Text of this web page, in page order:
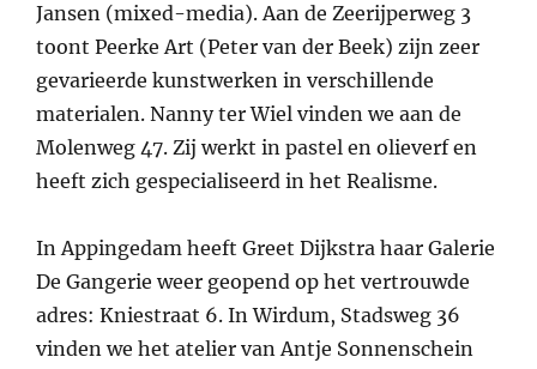
Jansen (mixed-media). Aan de Zeerijperweg 3
toont Peerke Art (Peter van der Beek) zijn zeer
gevarieerde kunstwerken in verschillende
materialen. Nanny ter Wiel vinden we aan de
Molenweg 47. Zij werkt in pastel en olieverf en
heeft zich gespecialiseerd in het Realisme.
In Appingedam heeft Greet Dijkstra haar Galerie
De Gangerie weer geopend op het vertrouwde
adres: Kniestraat 6. In Wirdum, Stadsweg 36
vinden we het atelier van Antje Sonnenschein